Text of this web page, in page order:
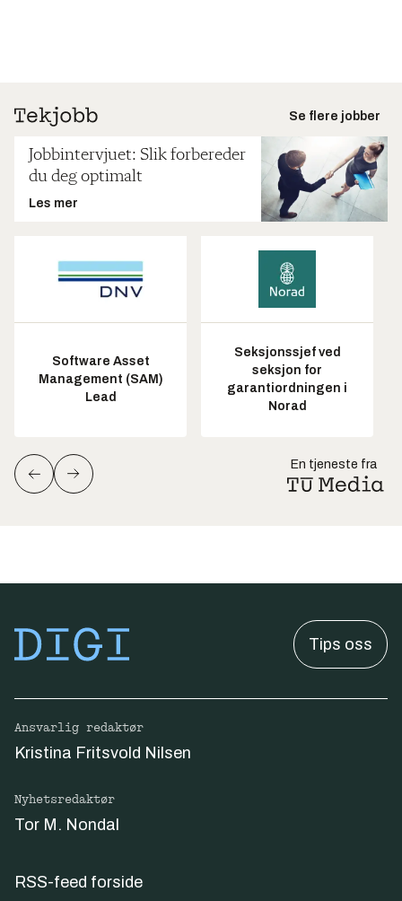
Se flere jobber
Jobbintervjuet: Slik forbereder
du deg optimalt
Les mer
Software Asset
Management (SAM)
Lead
Seksjonssjef ved
seksjon for
garantiordningen i
Norad
En tjeneste fra
Tips oss
Ansvarlig redaktør
Kristina Fritsvold Nilsen
Nyhetsredaktør
Tor M. Nondal
RSS-feed forside